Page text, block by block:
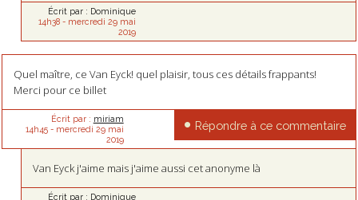
Écrit par : Dominique
14h38- mercredi 29 mai
2019
Quel maître, ce Van Eyck! quel plaisir, tous ces détails frappants!
Merci pour ce billet
Écrit par : miriam
14h45- mercredi 29 mai
2019
Répondre à ce commentaire
Van Eyck j'aime mais j'aime aussi cet anonyme là
Écrit par : Dominique